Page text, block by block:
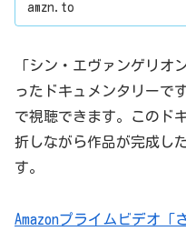
amzn.to
「シン・エヴァンゲリオ
ったドキュメンタリーで
で視聴できます。このド
折しながら作品が完成し
す。
Amazonプライムビデオ「